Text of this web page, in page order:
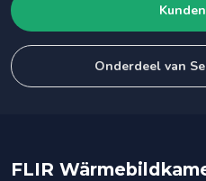
Onderdeel van
FLIR